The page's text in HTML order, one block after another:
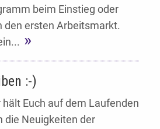
beim Einstieg oder
den ersten Arbeitsmarkt.
:-)
Euch auf dem Laufenden
die Neuigkeiten der